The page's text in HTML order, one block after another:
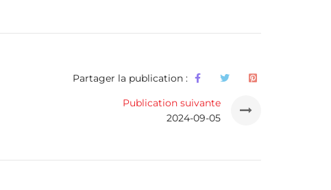
Partager la publication :
Publication suivante
2024-09-05